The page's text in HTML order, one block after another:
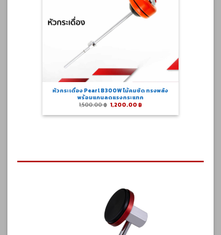
หัวกระเดื่อง Pearl B300W ไม้คมชัด ทรงพลัง
พร้อมแกนลดแรงกระแทก
1,500.00฿ Original
price
was:
1,200.00 ฿Current
is: